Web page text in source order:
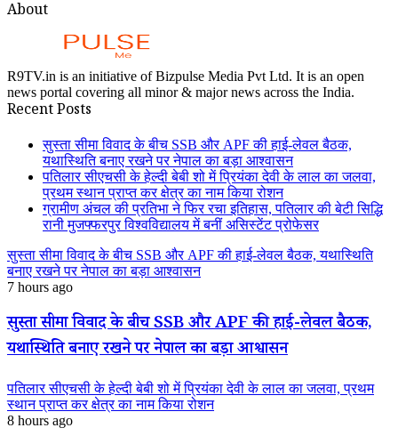
About
R9TV.in is an initiative of Bizpulse Media Pvt Ltd. It is an open
news portal covering all minor & major news across the India.
Recent Posts
सुस्ता सीमा विवाद के बीच SSB और APF की हाई-लेवल बैठक,
यथास्थिति बनाए रखने पर नेपाल का बड़ा आश्वासन
पतिलार सीएचसी के हेल्दी बेबी शो में प्रियंका देवी के लाल का जलवा,
प्रथम स्थान प्राप्त कर क्षेत्र का नाम किया रोशन
ग्रामीण अंचल की प्रतिभा ने फिर रचा इतिहास, पतिलार की बेटी सिद्धि
रानी मुजफ्फरपुर विश्वविद्यालय में बनीं असिस्टेंट प्रोफेसर
सुस्ता सीमा विवाद के बीच SSB और APF की हाई-लेवल बैठक, यथास्थिति
बनाए रखने पर नेपाल का बड़ा आश्वासन
7 hours ago
सुस्ता सीमा विवाद के बीच SSB और APF की हाई-लेवल बैठक,
यथास्थिति बनाए रखने पर नेपाल का बड़ा आश्वासन
पतिलार सीएचसी के हेल्दी बेबी शो में प्रियंका देवी के लाल का जलवा, प्रथम
स्थान प्राप्त कर क्षेत्र का नाम किया रोशन
8 hours ago